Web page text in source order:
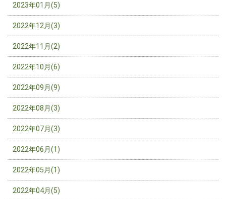
2023年01月(5)
2022年12月(3)
2022年11月(2)
2022年10月(6)
2022年09月(9)
2022年08月(3)
2022年07月(3)
2022年06月(1)
2022年05月(1)
2022年04月(5)